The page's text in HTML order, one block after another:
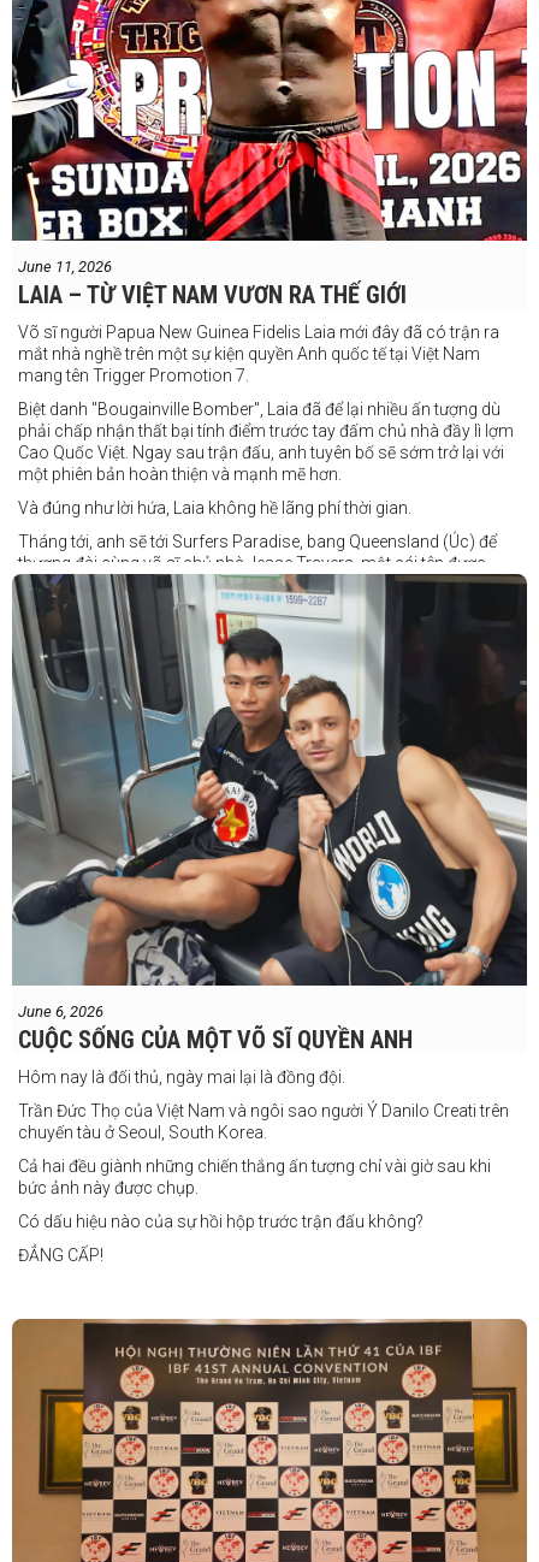
June 11, 2026
LAIA – TỪ VIỆT NAM VƯƠN RA THẾ GIỚI
Võ sĩ người Papua New Guinea Fidelis Laia mới đây đã có trận ra
mắt nhà nghề trên một sự kiện quyền Anh quốc tế tại Việt Nam
mang tên Trigger Promotion 7.
Biệt danh "Bougainville Bomber", Laia đã để lại nhiều ấn tượng dù
phải chấp nhận thất bại tính điểm trước tay đấm chủ nhà đầy lì lợm
Cao Quốc Việt. Ngay sau trận đấu, anh tuyên bố sẽ sớm trở lại với
một phiên bản hoàn thiện và mạnh mẽ hơn.
Và đúng như lời hứa, Laia không hề lãng phí thời gian.
Tháng tới, anh sẽ tới Surfers Paradise, bang Queensland (Úc) để
thượng đài cùng võ sĩ chủ nhà Jesse Travers, một cái tên được
đánh giá là có thực lực nhưng vẫn chưa nhận được sự chú ý tương
xứng.
Travers sở hữu nền tảng nghiệp dư rất đáng nể và từ lâu đã được
xem là một võ sĩ giàu tiềm năng. Trong quá khứ, anh từng có những
trận đấu rất sít sao với các đối thủ chất lượng như Clay Waterman
và Steve Spark.
Sau bảy năm rời xa võ đài, Travers trở lại thi đấu vào tháng 4 năm
nay và ngay lập tức gây ấn tượng mạnh khi hạ gục Blake Payne
ngay trong hiệp đầu tiên. Giờ đây, anh sẽ hướng tới việc nối dài đà
thăng tiến đó khi đối đầu với vị khách đến từ Papua New Guinea.
Tuy nhiên, Laia không hề e ngại thử thách phía trước.
"Đây là cơ hội tuyệt vời để tôi bước thêm một bước trên con đường
sự nghiệp," Laia chia sẻ.
"Tôi sẽ tăng hạng cân để đấu với võ sĩ người Úc này, nhưng điều đó
không thành vấn đề vì trước đây tôi đã từng thi đấu ở hạng cân đó.
thắng. Sau trận đấu này, tôi cũng đã có
một trận đấu khác được lên lịch tại
Philippines
"Tôi biết mình bắt đầu sự nghiệp quyền Anh nhà nghề khá muộn, vì
vậy tôi phải trân trọng và nắm bắt mọi cơ hội đến với mình."
FIGHTS IN THE CITY
Được tổ chức bởi Jamie Myer Productions
June 6, 2026
CUỘC SỐNG CỦA MỘT VÕ SĨ QUYỀN ANH
Hôm nay là đối thủ, ngày mai lại là đồng đội.
Trần Đức Thọ của Việt Nam và ngôi sao người Ý Danilo Creati trên
chuyến tàu ở Seoul, South Korea.
Cả hai đều giành những chiến thắng ấn tượng chỉ vài giờ sau khi
bức ảnh này được chụp.
Có dấu hiệu nào của sự hồi hộp trước trận đấu không?
ĐẲNG CẤP!